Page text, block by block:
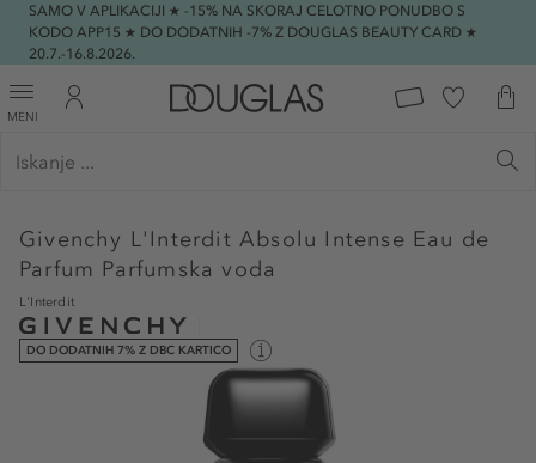
SAMO V APLIKACIJI ★ -15% NA SKORAJ CELOTNO PONUDBO S
KODO APP15 ★ DO DODATNIH -7% Z DOUGLAS BEAUTY CARD ★
20.7.-16.8.2026.
MENI
Givenchy L'Interdit Absolu Intense Eau de
Parfum Parfumska voda
L'Interdit
DO DODATNIH 7% Z DBC KARTICO